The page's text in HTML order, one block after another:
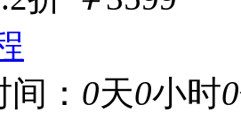
： 0天0小时0